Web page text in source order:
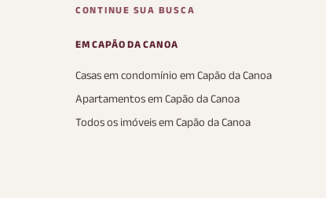
CONTINUE SUA BUSCA
EM CAPÃO DA CANOA
Casas em condomínio em Capão da Canoa
Apartamentos em Capão da Canoa
Todos os imóveis em Capão da Canoa